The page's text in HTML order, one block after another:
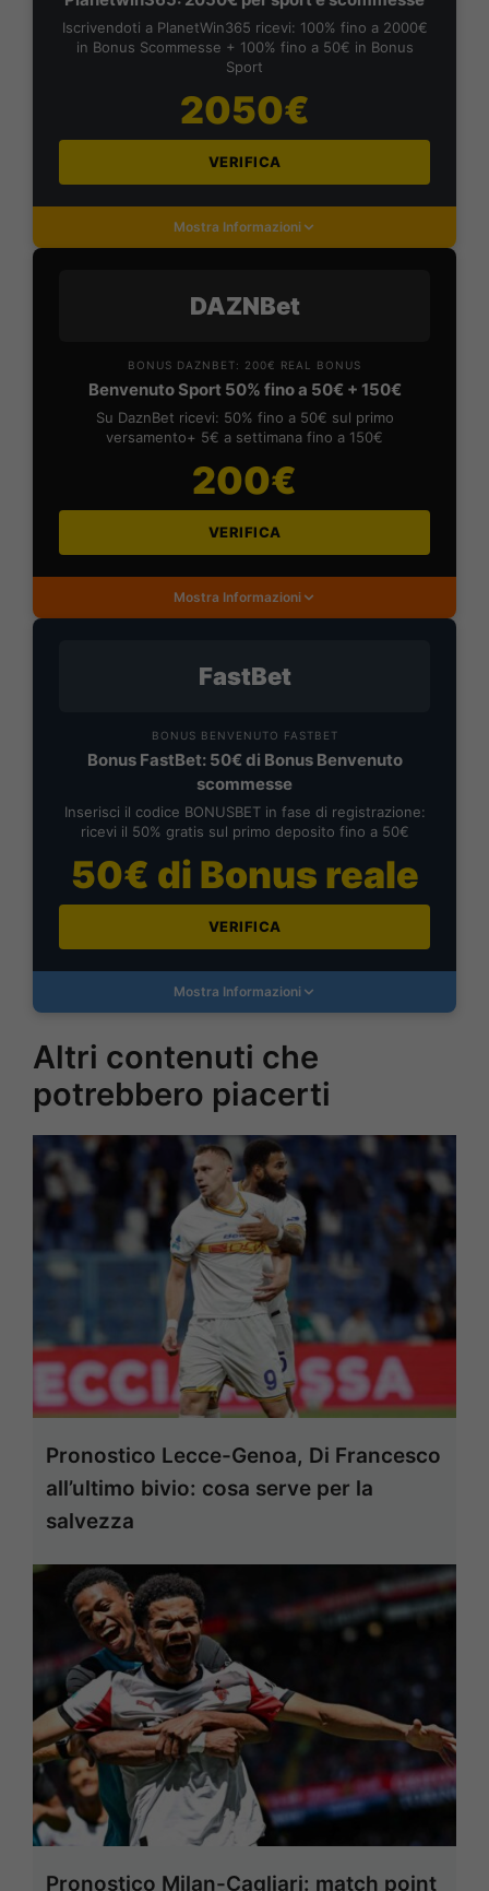
Iscrivendoti a PlanetWin365 ricevi: 100% fino a 2000€
in Bonus Scommesse + 100% fino a 50€ in Bonus
Sport
2050€
VERIFICA
Mostra Informazioni
DAZNBet
BONUS DAZNBET: 200€ REAL BONUS
Benvenuto Sport 50% fino a 50€ + 150€
Su DaznBet ricevi: 50% fino a 50€ sul primo
versamento+ 5€ a settimana fino a 150€
200€
VERIFICA
Mostra Informazioni
FastBet
BONUS BENVENUTO FASTBET
Bonus FastBet: 50€ di Bonus Benvenuto
scommesse
Inserisci il codice BONUSBET in fase di registrazione:
ricevi il 50% gratis sul primo deposito fino a 50€
50€ di Bonus reale
VERIFICA
Mostra Informazioni
Altri contenuti che
potrebbero piacerti
Pronostico Lecce-Genoa, Di Francesco
all’ultimo bivio: cosa serve per la
salvezza
Pronostico Milan-Cagliari: match point